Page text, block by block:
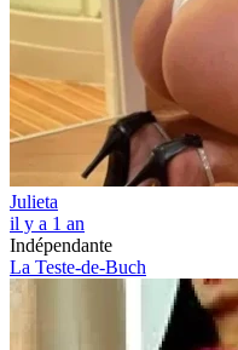
Julieta
il y a 1 an
Indépendante
La Teste-de-Buch